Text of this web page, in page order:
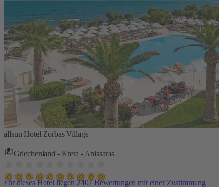
allsun Hotel Zorbas Village
Griechenland - Kreta - Anissaras
Für dieses Hotel liegen 2407 Bewertungen mit einer Zustimmung